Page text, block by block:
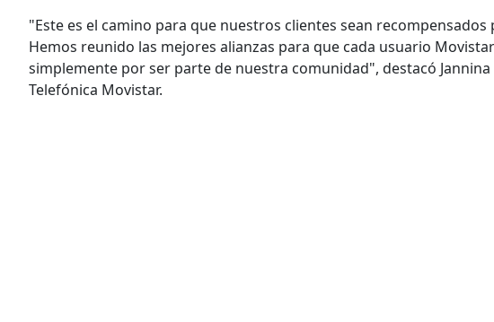
"Este es el camino para que nuestros clientes sean
Hemos reunido las mejores alianzas para que cada usuario
simplemente por ser parte de nuestra comunidad", destacó
Telefónica Movistar.